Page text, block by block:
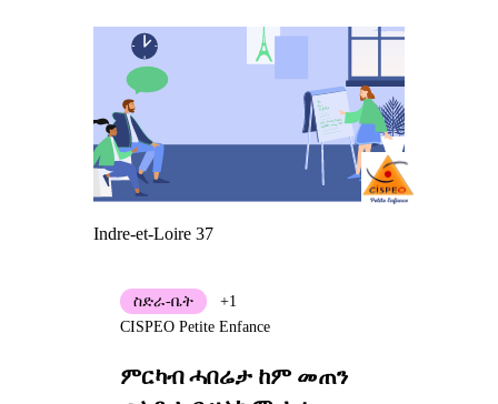
Indre-et-Loire 37
ምርካብ ሓበሬታ ከም መጠን
ስድራ-ቤት
+1
CISPEO Petite Enfance